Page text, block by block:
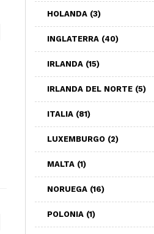
HOLANDA (3)
INGLATERRA (40)
IRLANDA (15)
IRLANDA DEL NORTE (5)
ITALIA (81)
LUXEMBURGO (2)
MALTA (1)
NORUEGA (16)
POLONIA (1)